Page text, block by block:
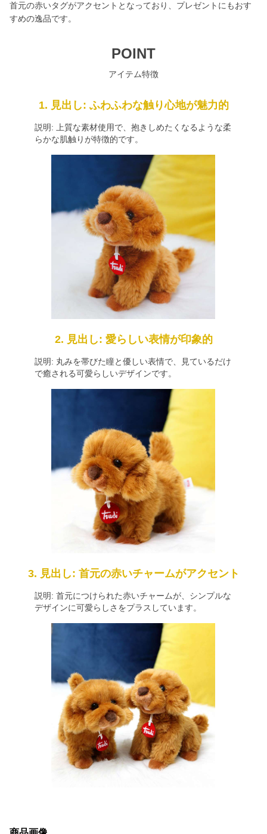
首元の赤いタグがアクセントとなっており、プレゼントにもおす
すめの逸品です。
POINT
アイテム特徴
1. 見出し: ふわふわな触り心地が魅力的
説明: 上質な素材使用で、抱きしめたくなるような柔
らかな肌触りが特徴的です。
2. 見出し: 愛らしい表情が印象的
説明: 丸みを帯びた瞳と優しい表情で、見ているだけ
で癒される可愛らしいデザインです。
3. 見出し: 首元の赤いチャームがアクセント
説明: 首元につけられた赤いチャームが、シンプルな
デザインに可愛らしさをプラスしています。